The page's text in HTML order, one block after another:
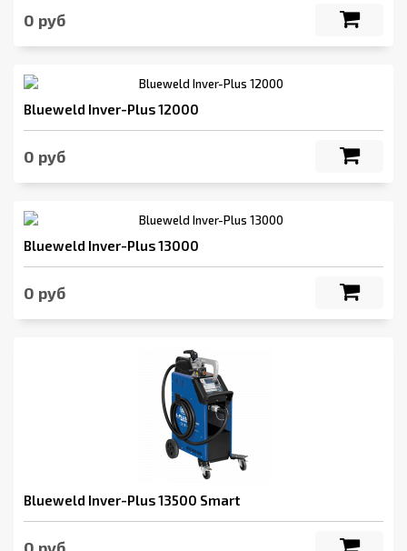
0 руб
Blueweld Inver-Plus 12000
0 руб
Blueweld Inver-Plus 13000
0 руб
Blueweld Inver-Plus 13500 Smart